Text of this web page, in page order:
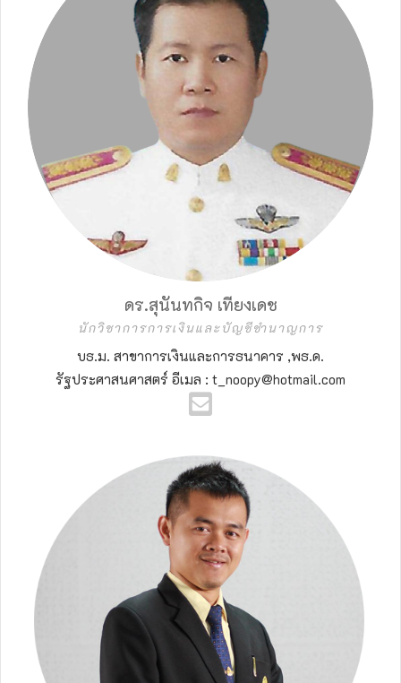
ดร.สุนันทกิจ เทียงเดช
นักวิชาการการเงินและบัญชีชำนาญการ
บธ.ม. สาขาการเงินและการธนาคาร ,พธ.ด.
รัฐประศาสนศาสตร์ อีเมล : t_noopy@hotmail.com